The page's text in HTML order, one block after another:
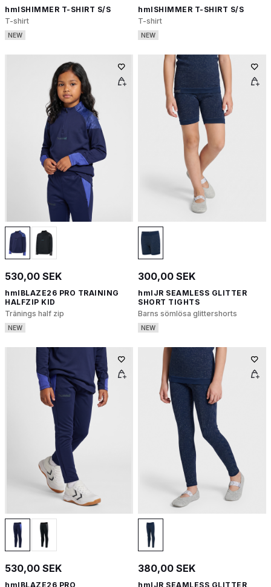
hmlSHIMMER T-SHIRT S/S
T-shirt
NEW
hmlSHIMMER T-SHIRT S/S
T-shirt
NEW
530,00 SEK
hmlBLAZE26 PRO TRAINING
HALFZIP KID
Tränings half zip
NEW
300,00 SEK
hmlJR SEAMLESS GLITTER
SHORT TIGHTS
Barns sömlösa glittershorts
NEW
530,00 SEK
hmlBLAZE26 PRO
380,00 SEK
hmlJR SEAMLESS GLITTER